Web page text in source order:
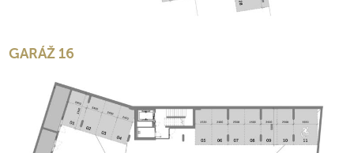
GARÁŽ 16